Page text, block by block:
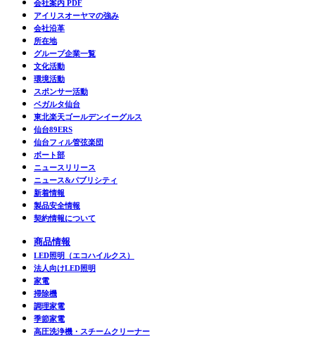
会社案内 PDF
アイリスオーヤマの強み
会社沿革
所在地
グループ企業一覧
文化活動
環境活動
スポンサー活動
ベガルタ仙台
東北楽天ゴールデンイーグルス
仙台89ERS
仙台フィル管弦楽団
ボート部
ニュースリリース
ニュース&パブリシティ
新着情報
製品安全情報
契約情報について
商品情報
LED照明（エコハイルクス）
法人向けLED照明
家電
掃除機
調理家電
季節家電
高圧洗浄機・スチームクリーナー